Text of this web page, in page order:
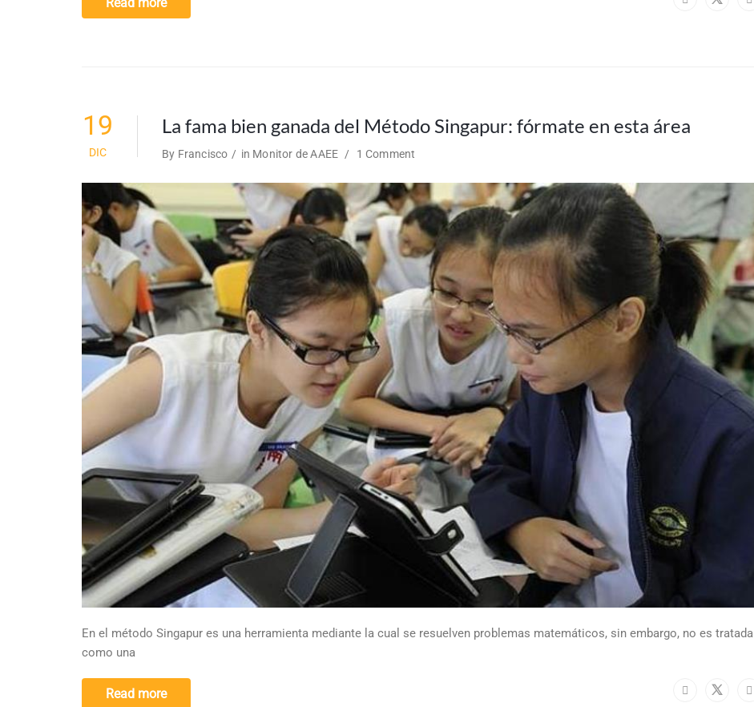
Read more
19
DIC
La fama bien ganada del Método Singapur: fórmate en esta área
By Francisco in Monitor de AAEE 1 Comment
En el método Singapur es una herramienta mediante la cual se resuelven problemas matemáticos, sin embargo, no es tratada
como una
Read more